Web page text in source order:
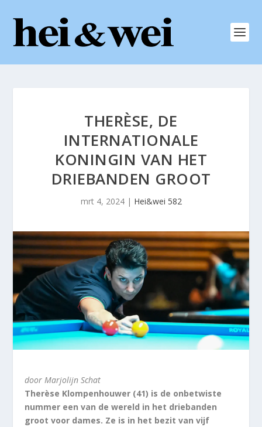
THERÈSE, DE
INTERNATIONALE
KONINGIN VAN HET
DRIEBANDEN GROOT
mrt 4, 2024| Hei&wei 582
door Marjolijn Schat
Therèse Klompenhouwer (41) is de onbetwiste
nummer een van de wereld in het driebanden
groot voor dames. Ze is in het bezit van vijf